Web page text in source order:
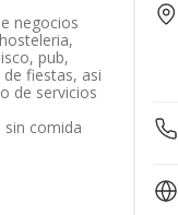
negocios
pub,
fiestas, asi
de servicios
sin comida